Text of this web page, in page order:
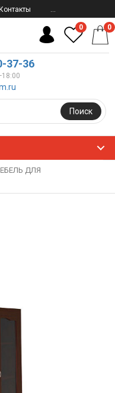
Контакты ...
37-36
Поиск
0 0
ДЛЯ